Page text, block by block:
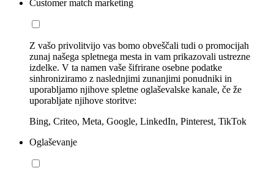
Customer match marketing
Z vašo privolitvijo vas bomo obveščali tudi o promocijah
zunaj našega spletnega mesta in vam prikazovali ustrezne
izdelke. V ta namen vaše šifrirane osebne podatke
sinhroniziramo z naslednjimi zunanjimi ponudniki in
uporabljamo njihove spletne oglaševalske kanale, če že
uporabljate njihove storitve:
Bing, Criteo, Meta, Google, LinkedIn, Pinterest, TikTok
Oglaševanje